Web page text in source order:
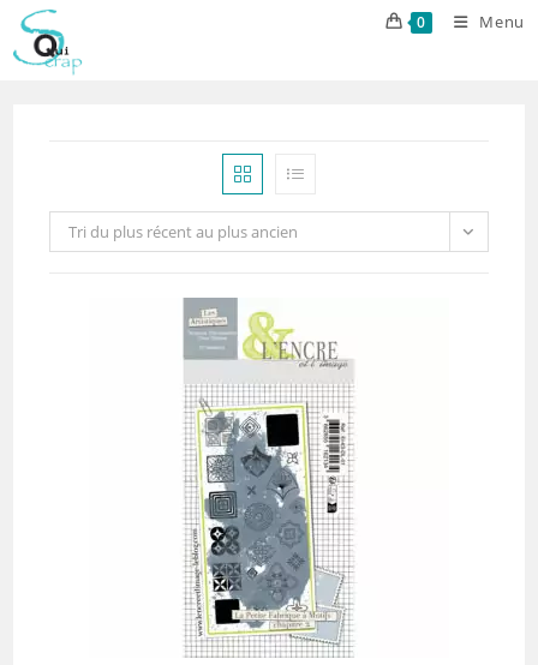
Skip
content
0 Menu
Tri du plus récent au plus ancien